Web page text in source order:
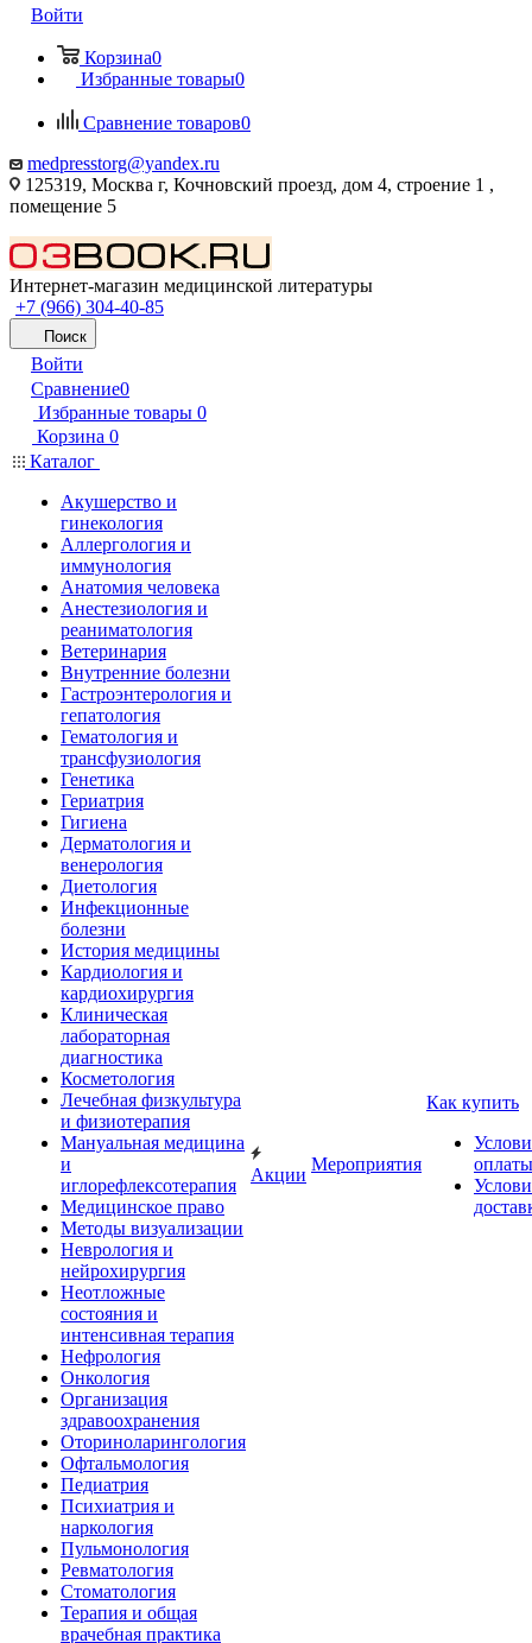
Войти
Корзина0
Избранные товары0
Сравнение товаров0
medpresstorg@yandex.ru
125319, Москва г, Кочновский проезд, дом 4, строение 1 ,
помещение 5
Интернет-магазин медицинской литературы
+7 (966) 304-40-85
Поиск
Войти
Сравнение0
Избранные товары 0
Корзина 0
Каталог
Акушерство и
гинекология
Аллергология и
иммунология
Анатомия человека
Анестезиология и
реаниматология
Ветеринария
Внутренние болезни
Гастроэнтерология и
гепатология
Гематология и
трансфузиология
Генетика
Гериатрия
Гигиена
Дерматология и
венерология
Диетология
Инфекционные
болезни
История медицины
Кардиология и
кардиохирургия
Клиническая
лабораторная
диагностика
Косметология
Лечебная физкультура
и физиотерапия
Мануальная медицина
и
иглорефлексотерапия
Медицинское право
Методы визуализации
Неврология и
нейрохирургия
Неотложные
состояния и
интенсивная терапия
Нефрология
Онкология
Организация
здравоохранения
Оториноларингология
Офтальмология
Педиатрия
Психиатрия и
наркология
Пульмонология
Ревматология
Стоматология
Терапия и общая
врачебная практика
Акции
Мероприятия
Как купить
оплаты